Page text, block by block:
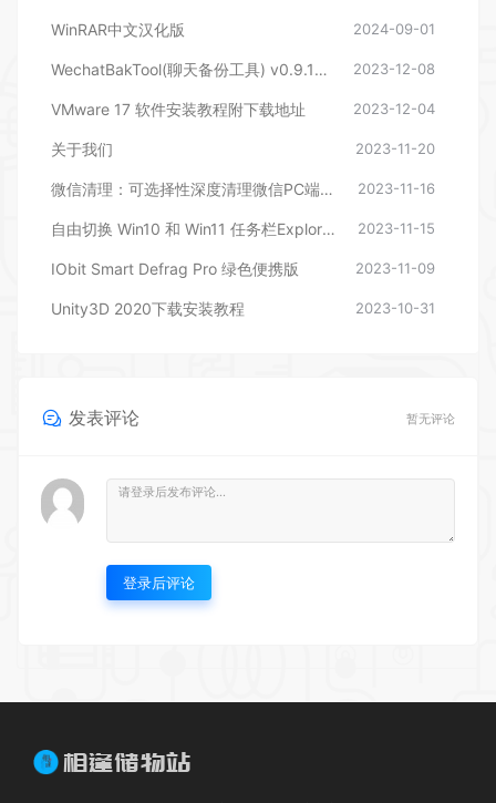
WinRAR中文汉化版 2024-09-01
WechatBakTool(聊天备份工具) v0.9.1 – 相逢储物站 2023-12-08
VMware 17 软件安装教程附下载地址 2023-12-04
关于我们 2023-11-20
微信清理：可选择性深度清理微信PC端文件 2023-11-16
自由切换 Win10 和 Win11 任务栏ExplorerPatcher 2023-11-15
IObit Smart Defrag Pro 绿色便携版 2023-11-09
Unity3D 2020下载安装教程 2023-10-31
发表评论 暂无评论
登录后评论